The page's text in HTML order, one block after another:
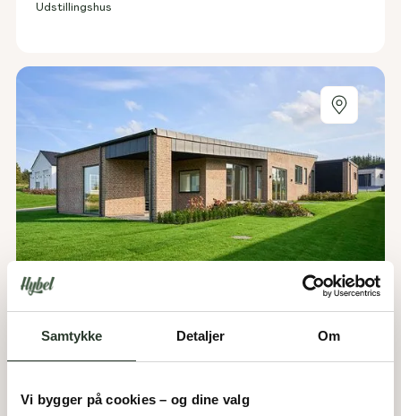
Samtykke Detaljer Om
Vi bygger på cookies – og dine valg
Udstillingshus
Else Marie Pades Vej 9
Pris:5.150.000,-DKK